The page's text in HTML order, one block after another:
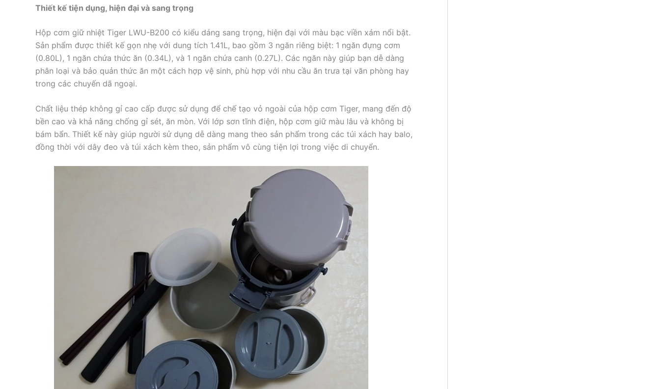
Thiết kế tiện dụng, hiện đại và sang trọng
Hộp cơm giữ nhiệt Tiger LWU-B200 có kiểu dáng sang trọng, hiện đại với màu bạc viền xám nổi bật.
Sản phẩm được thiết kế gọn nhẹ với dung tích 1.41L, bao gồm 3 ngăn riêng biệt: 1 ngăn đựng cơm
(0.80L), 1 ngăn chứa thức ăn (0.34L), và 1 ngăn chứa canh (0.27L). Các ngăn này giúp bạn dễ dàng
phân loại và bảo quản thức ăn một cách hợp vệ sinh, phù hợp với nhu cầu ăn trưa tại văn phòng hay
trong các chuyến dã ngoại.
Chất liệu thép không gỉ cao cấp được sử dụng để chế tạo vỏ ngoài của hộp cơm Tiger, mang đến độ
bền cao và khả năng chống gỉ sét, ăn mòn. Với lớp sơn tĩnh điện, hộp cơm giữ màu lâu và không bị
bám bẩn. Thiết kế này giúp người sử dụng dễ dàng mang theo sản phẩm trong các túi xách hay balo,
đồng thời với dây đeo và túi xách kèm theo, sản phẩm vô cùng tiện lợi trong việc di chuyển.